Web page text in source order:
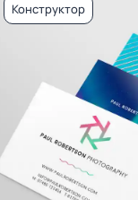
Конструктор